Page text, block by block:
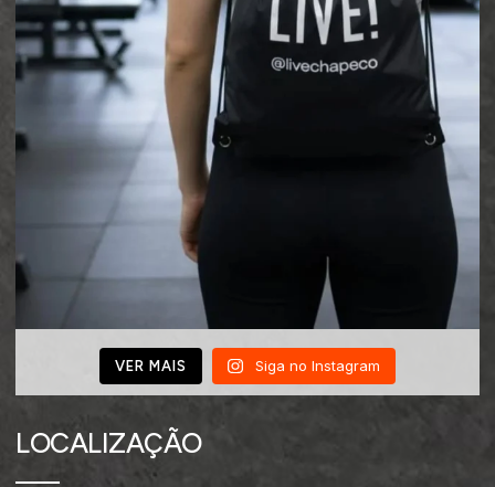
VER MAIS Siga no Instagram
LOCALIZAÇÃO